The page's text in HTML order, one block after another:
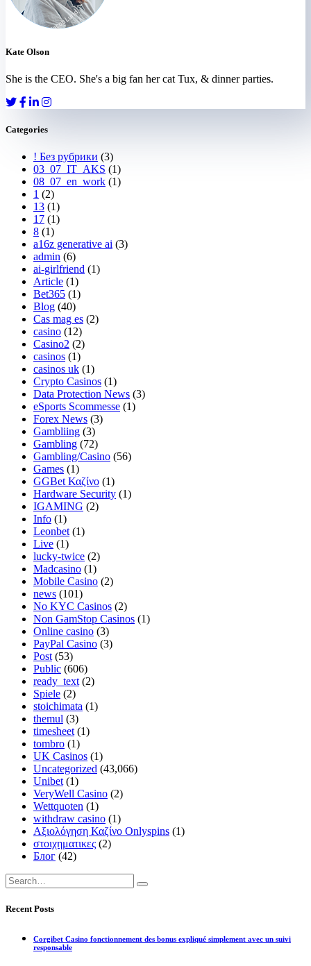
Kate Olson
She is the CEO. She's a big fan her cat Tux, & dinner parties.
Categories
! Без рубрики (3)
03_07_IT_AKS (1)
08_07_en_work (1)
1 (2)
13 (1)
17 (1)
8 (1)
a16z generative ai (3)
admin (6)
ai-girlfriend (1)
Article (1)
Bet365 (1)
Blog (40)
Cas mag es (2)
casino (12)
Casino2 (2)
casinos (1)
casinos uk (1)
Crypto Casinos (1)
Data Protection News (3)
eSports Scommesse (1)
Forex News (3)
Gambliing (3)
Gambling (72)
Gambling/Casino (56)
Games (1)
GGBet Καζίνο (1)
Hardware Security (1)
IGAMING (2)
Info (1)
Leonbet (1)
Live (1)
lucky-twice (2)
Madcasino (1)
Mobile Casino (2)
news (101)
No KYC Casinos (2)
Non GamStop Casinos (1)
Online casino (3)
PayPal Casino (3)
Post (53)
Public (606)
ready_text (2)
Spiele (2)
stoichimata (1)
themul (3)
timesheet (1)
tombro (1)
UK Casinos (1)
Uncategorized (43,066)
Unibet (1)
VeryWell Casino (2)
Wettquoten (1)
withdraw casino (1)
Αξιολόγηση Καζίνο Onlyspins (1)
στοιχηματικες (2)
Блог (42)
Recent Posts
Corgibet Casino fonctionnement des bonus expliqué simplement avec un suivi
responsable